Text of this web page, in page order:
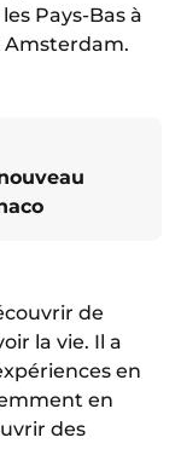
Pays-Bas à
Amsterdam.
de
la vie. Il a
en
en
des